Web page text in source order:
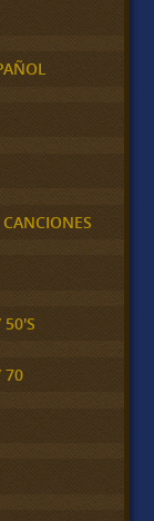
50'S
70